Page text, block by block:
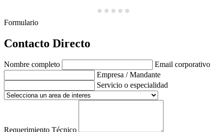
Formulario
Contacto Directo
Nombre completo
Email corporativo
Empresa / Mandante
Servicio o especialidad
Requerimiento Técnico